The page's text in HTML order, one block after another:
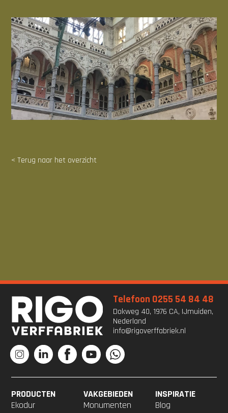
< Terug naar het overzicht
PRODUCTEN
Ekodur
VAKGEBIEDEN
Monumenten
INSPIRATIE
Blog
Telefoon 0255 54 84 48
Dokweg 40, 1976 CA, IJmuiden,
Nederland
info@rigoverffabriek.nl